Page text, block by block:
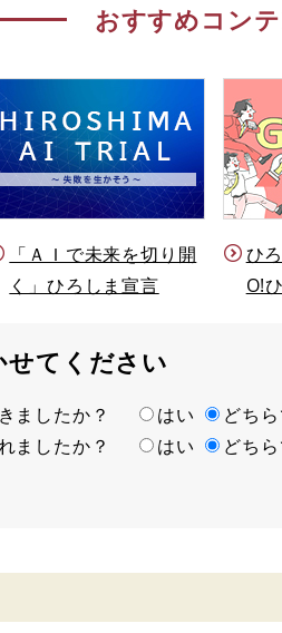
おすすめコン
「ＡＩで未来を切り開
く」ひろしま宣言
ひ
O!
てください
ましたか？ はい どち
ましたか？ はい どち